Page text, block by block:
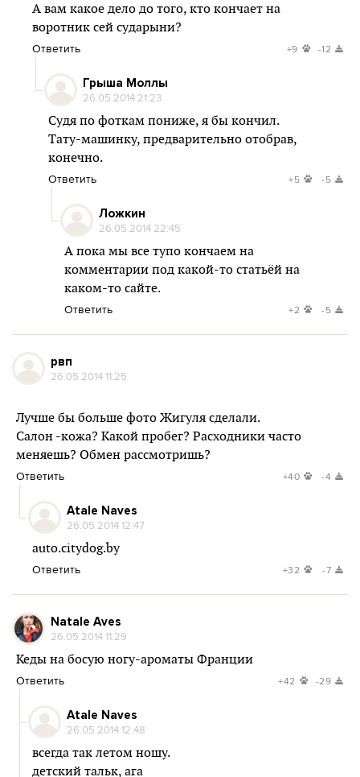
А вам какое дело до того, кто кончает на
воротник сей сударыни?
Ответить +9 -12
Грыша Моллы
26.05.2014 21:23
Судя по фоткам пониже, я бы кончил.
Тату-машинку, предварительно отобрав,
конечно.
Ответить +5 -5
Ложкин
26.05.2014 22:45
А пока мы все тупо кончаем на
комментарии под какой-то статьёй на
каком-то сайте.
Ответить +2 -5
рвп
26.05.2014 11:25
Лучше бы больше фото Жигуля сделали.
Салон -кожа? Какой пробег? Расходники часто
меняешь? Обмен рассмотришь?
Ответить +40 -4
Atale Naves
26.05.2014 12:47
auto.citydog.by
Ответить +32 -7
Natale Aves
26.05.2014 11:29
Кеды на босую ногу-ароматы Франции
Ответить +42 -29
Atale Naves
26.05.2014 12:48
всегда так летом ношу.
детский тальк, ага